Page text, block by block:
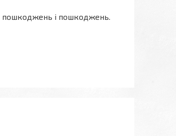
пошкоджень і пошкоджень.